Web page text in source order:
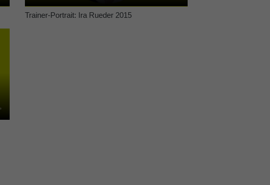
Trainer-Portrait: Ira Rueder 2015